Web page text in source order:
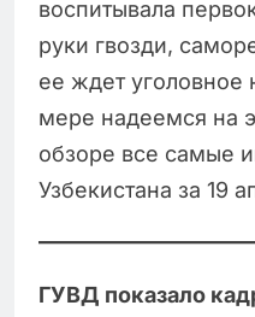
воспитывала
руки гвозди,
ее ждет уголовное
мере надеемся на
обзоре все самые
Узбекистана за 19
ГУВД показало